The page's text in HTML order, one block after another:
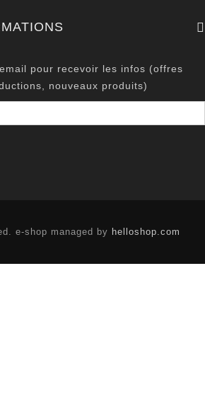
pour recevoir les infos (offres
nouveaux produits)
e-shop managed by helloshop.com